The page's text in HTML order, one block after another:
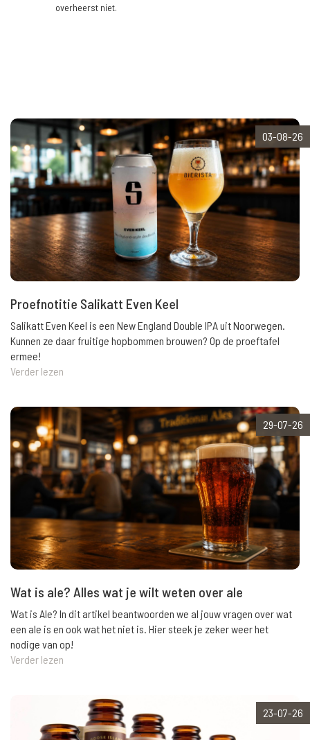
overheerst niet.
03-08-26
Proefnotitie Salikatt Even Keel
Salikatt Even Keel is een New England Double IPA uit Noorwegen.
Kunnen ze daar fruitige hopbommen brouwen? Op de proeftafel
ermee!
Verder lezen
29-07-26
Wat is ale? Alles wat je wilt weten over ale
Wat is Ale? In dit artikel beantwoorden we al jouw vragen over wat
een ale is en ook wat het niet is. Hier steek je zeker weer het
nodige van op!
Verder lezen
23-07-26